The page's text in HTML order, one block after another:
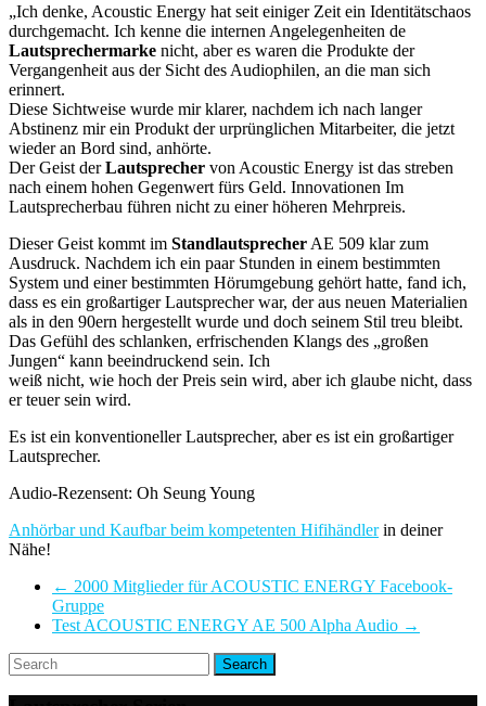
„Ich denke, Acoustic Energy hat seit einiger Zeit ein Identitätschaos
durchgemacht. Ich kenne die internen Angelegenheiten de
Lautsprechermarke nicht, aber es waren die Produkte der
Vergangenheit aus der Sicht des Audiophilen, an die man sich
erinnert.
Diese Sichtweise wurde mir klarer, nachdem ich nach langer
Abstinenz mir ein Produkt der urprünglichen Mitarbeiter, die jetzt
wieder an Bord sind, anhörte.
Der Geist derLautsprecher von Acoustic Energy ist das streben
nach einem hohen Gegenwert fürs Geld. Innovationen Im
Lautsprecherbau führen nicht zu einer höheren Mehrpreis.
Dieser Geist kommt im Standlautsprecher AE 509 klar zum
Ausdruck. Nachdem ich ein paar Stunden in einem bestimmten
System und einer bestimmten Hörumgebung gehört hatte, fand ich,
dass es ein großartiger Lautsprecher war, der aus neuen Materialien
als in den 90ern hergestellt wurde und doch seinem Stil treu bleibt.
Das Gefühl des schlanken, erfrischenden Klangs des „großen
Jungen“ kann beeindruckend sein. Ich
weiß nicht, wie hoch der Preis sein wird, aber ich glaube nicht, dass
er teuer sein wird.
Es ist ein konventioneller Lautsprecher, aber es ist ein großartiger
Lautsprecher.
Audio-Rezensent: Oh Seung Young
Anhörbar und Kaufbar beim kompetenten Hifihändlerin deiner
Nähe!
← 2000 Mitglieder für ACOUSTIC ENERGY Facebook-
Gruppe
Test ACOUSTIC ENERGY AE 500 Alpha Audio →